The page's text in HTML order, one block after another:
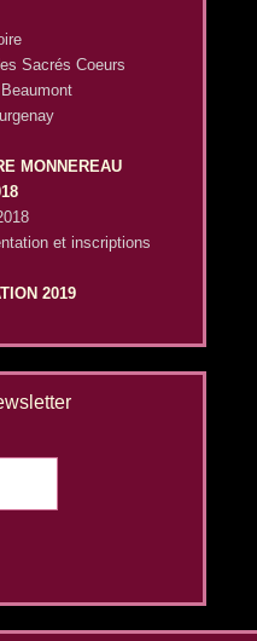
Sacrés Coeurs
MONNEREAU
et inscriptions
2019